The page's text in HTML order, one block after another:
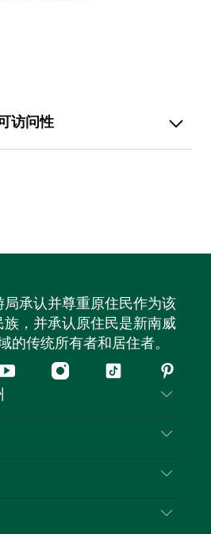
可访问性
局承认并尊重原住民作为该
，并承认原住民是新南威
的传统所有者和居住者。
YouTubeInstagram
抖